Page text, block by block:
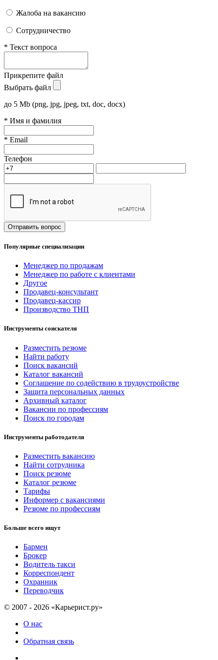
Жалоба на вакансию
Сотрудничество
* Текст вопроса
Прикрепите файл
Выбрать файл
до 5 Mb (png, jpg, jpeg, txt, doc, docx)
* Имя и фамилия
* Email
Телефон
Отправить вопрос
Популярные специализации
Менеджер по продажам
Менеджер по работе с клиентами
Другое
Продавец-консультант
Продавец-кассир
Производство ТНП
Инструменты соискателя
Разместить резюме
Найти работу
Поиск вакансий
Каталог вакансий
Соглашение по содействию в трудоустройстве
Защита персональных данных
Архивный каталог
Вакансии по профессиям
Поиск по городам
Инструменты работодателя
Разместить вакансию
Найти сотрудника
Поиск резюме
Каталог резюме
Тарифы
Информер с вакансиями
Резюме по профессиям
Больше всего ищут
Бармен
Брокер
Водитель такси
Корреспондент
Охранник
Переводчик
© 2007 - 2026 «Карьерист.ру»
О нас
Обратная связь